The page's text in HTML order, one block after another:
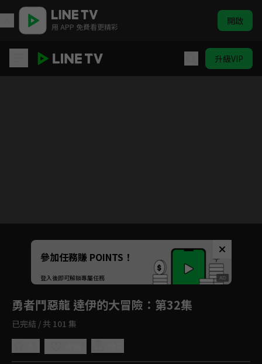
用 APP 免費看更精彩 開啟
升級VIP
Unmute
如有不便請見諒
參加任務賺 POINTS！
登入後即可解鎖專屬任務
勇者鬥惡龍 達伊的大冒險 ：第32集
已完結 / 共 101 集